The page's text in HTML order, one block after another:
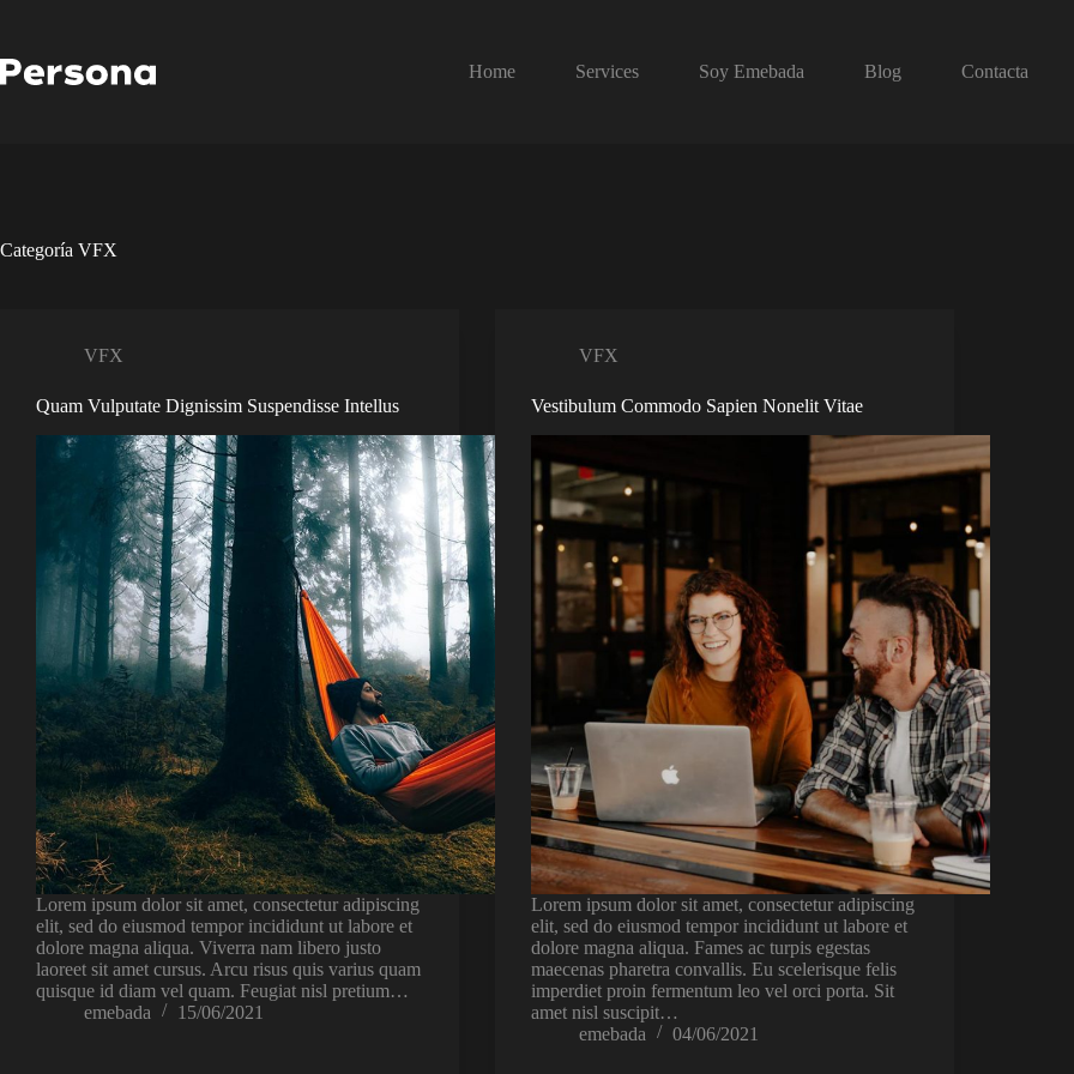
Home
Services Soy Emebada Blog Contacta
Categoría VFX
VFX
Quam Vulputate Dignissim Suspendisse Intellus
Lorem ipsum dolor sit amet, consectetur adipiscing
elit, sed do eiusmod tempor incididunt ut labore et
dolore magna aliqua. Viverra nam libero justo
laoreet sit amet cursus. Arcu risus quis varius quam
quisque id diam vel quam. Feugiat nisl pretium…
emebada
15/06/2021
VFX
Vestibulum Commodo Sapien Nonelit Vitae
Lorem ipsum dolor sit amet, consectetur adipiscing
elit, sed do eiusmod tempor incididunt ut labore et
dolore magna aliqua. Fames ac turpis egestas
maecenas pharetra convallis. Eu scelerisque felis
imperdiet proin fermentum leo vel orci porta. Sit
amet nisl suscipit…
emebada
04/06/2021